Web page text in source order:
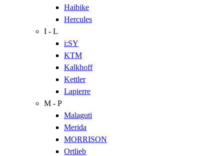
Haibike
Hercules
I - L
i:SY
KTM
Kalkhoff
Kettler
Lapierre
M - P
Malaguti
Merida
MORRISON
Ortlieb